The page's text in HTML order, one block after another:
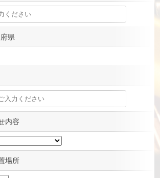
県
内容
場所